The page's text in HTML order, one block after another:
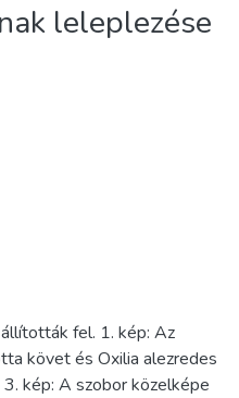
leleplezése
fel. 1. kép: Az
követ és Oxilia alezredes
kép: A szobor közelképe